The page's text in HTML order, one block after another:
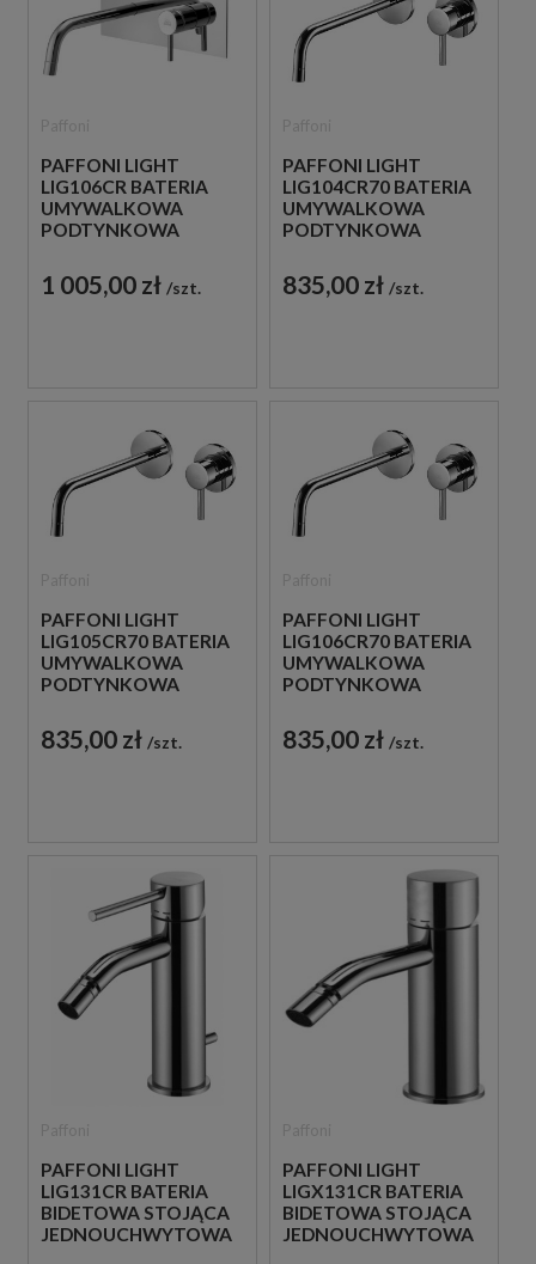
PAFFONI LIGHT
LIG106CR BATERIA
UMYWALKOWA
PODTYNKOWA
CHROM
1 005,00 zł szt.
PAFFONI LIGHT
LIG104CR70 BATERIA
UMYWALKOWA
PODTYNKOWA
CHROM
835,00 zł szt.
PAFFONI LIGHT
LIG105CR70 BATERIA
UMYWALKOWA
PODTYNKOWA
CHROM
835,00 zł szt.
PAFFONI LIGHT
LIG106CR70 BATERIA
UMYWALKOWA
PODTYNKOWA
CHROM
835,00 zł szt.
PAFFONI LIGHT
LIG131CR BATERIA
BIDETOWA STOJĄCA
JEDNOUCHWYTOWA
PAFFONI LIGHT
LIGX131CR BATERIA
BIDETOWA STOJĄCA
JEDNOUCHWYTOWA